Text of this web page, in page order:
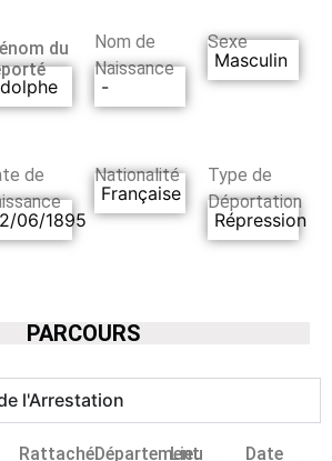
du
Nom de
Naissance
-
Sexe
Masculin
de
06/1895
Nationalité
Française
Type de
Déportation
Répression
PARCOURS
l'Arrestation
RattachéDépartement
Lieu
Date